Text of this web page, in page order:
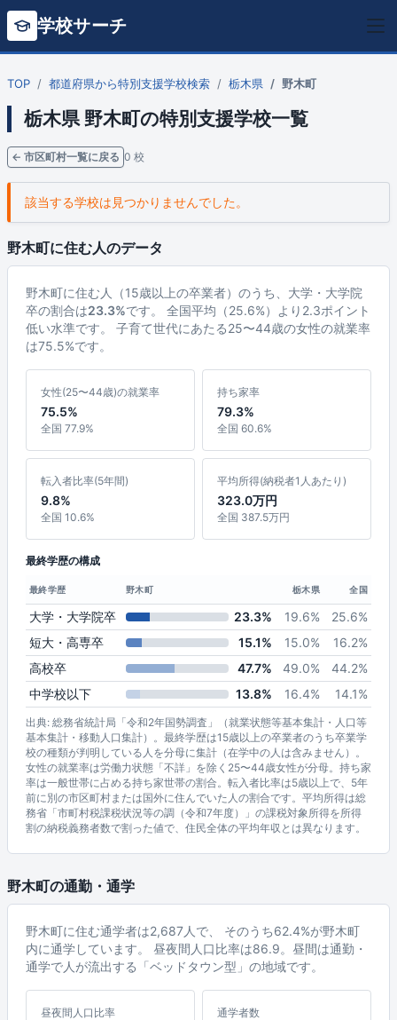
学校サーチ
TOP 都道府県から特別支援学校検索 栃木県 野木町
栃木県 野木町の特別支援学校一覧
← 市区町村一覧に戻る 0 校
該当する学校は見つかりませんでした。
野木町に住む人のデータ
野木町に住む人（15歳以上の卒業者）のうち、大学・大学院
卒の割合は23.3%です。 全国平均（25.6%）より2.3ポイント
低い水準です。 子育て世代にあたる25〜44歳の女性の就業率
は75.5%です。
女性(25〜44歳)の就業率
75.5%
全国 77.9%
持ち家率
79.3%
全国 60.6%
転入者比率(5年間)
9.8%
全国 10.6%
平均所得(納税者1人あたり)
323.0万円
全国 387.5万円
最終学歴の構成
最終学歴 野木町 栃木県 全国
大学・大学院卒 23.3% 19.6%
25.6%
短大・高専卒
15.1% 15.0%
16.2%
高校卒
47.7% 49.0%
44.2%
中学校以下
13.8% 16.4% 14.1%
出典: 総務省統計局「令和2年国勢調査」（就業状態等基本集計・人口等
基本集計・移動人口集計）。最終学歴は15歳以上の卒業者のうち卒業学
校の種類が判明している人を分母に集計（在学中の人は含みません）。
女性の就業率は労働力状態「不詳」を除く25〜44歳女性が分母。持ち家
率は一般世帯に占める持ち家世帯の割合。転入者比率は5歳以上で、5年
前に別の市区町村または国外に住んでいた人の割合です。平均所得は総
務省「市町村税課税状況等の調（令和7年度）」の課税対象所得を所得
割の納税義務者数で割った値で、住民全体の平均年収とは異なります。
野木町の通勤・通学
野木町に住む通学者は2,687人で、 そのうち62.4%が野木町
内に通学しています。 昼夜間人口比率は86.9。昼間は通勤・
通学で人が流出する「ベッドタウン型」の地域です。
昼夜間人口比率 通学者数